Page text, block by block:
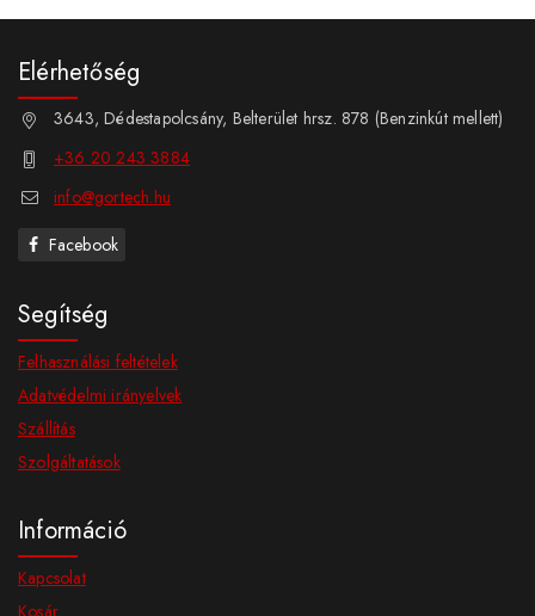
Elérhetőség
3643, Dédestapolcsány, Belterület hrsz. 878 (Benzinkút mellett)
+36 20 243 3884
info@gortech.hu
Facebook
Segítség
Felhasználási feltételek
Adatvédelmi irányelvek
Szállítás
Szolgáltatások
Információ
Kapcsolat